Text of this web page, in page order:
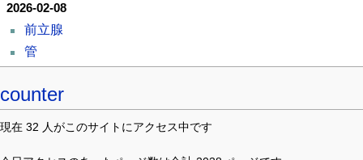
2026-02-08
前立腺
管
counter
現在 32 人がこのサイトにアクセス中です